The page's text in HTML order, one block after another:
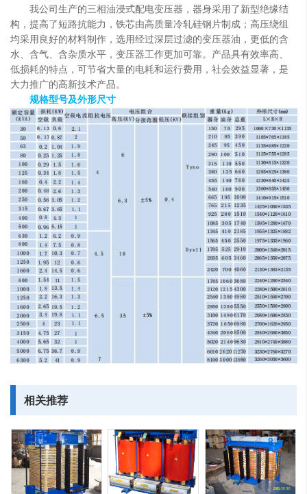
我公司生产的三相油浸式配电变压器，器身采用了新型绝缘结
构，提高了短路抗能力，铁芯由高质量冷轧硅钢片制成；高压绕组
均采用 良好的材料制作，选用经过深层过滤的变压器油，更低的含
水、含气、含杂质水平，变压器工作更加可靠。产品具有效率高、
低损耗的特点，可节省大量的电耗和运行费用，社会效益显著，是
大力推广的高新技术产品。
规格型号及外形尺寸
相关推荐